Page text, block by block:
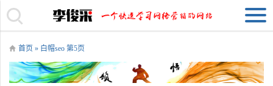
首页 » 白帽seo 第5页